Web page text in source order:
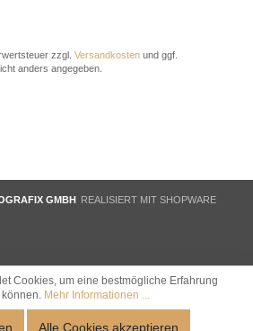
zzgl. Versandkosten und ggf.
anders angegeben.
GMBH REALISIERT MIT SHOPWARE
Cookies, um eine bestmögliche Erfahrung
Mehr Informationen ...
Alle Cookies akzeptieren